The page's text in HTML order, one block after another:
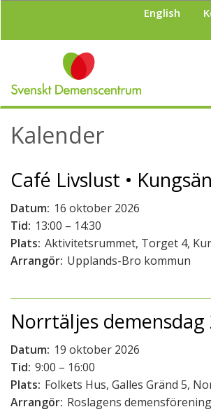
l
English
Kalender
Café Livslust •
Datum: 16 oktober 2026
Tid: 13:00 – 14:30
Plats: Aktivitetsrummet, Torget 4,
Arrangör: Upplands-Bro kommun
Norrtäljes demensdag
Datum: 19 oktober 2026
Tid: 9:00 – 16:00
Plats: Folkets Hus, Galles Gränd 5,
Arrangör: Roslagens